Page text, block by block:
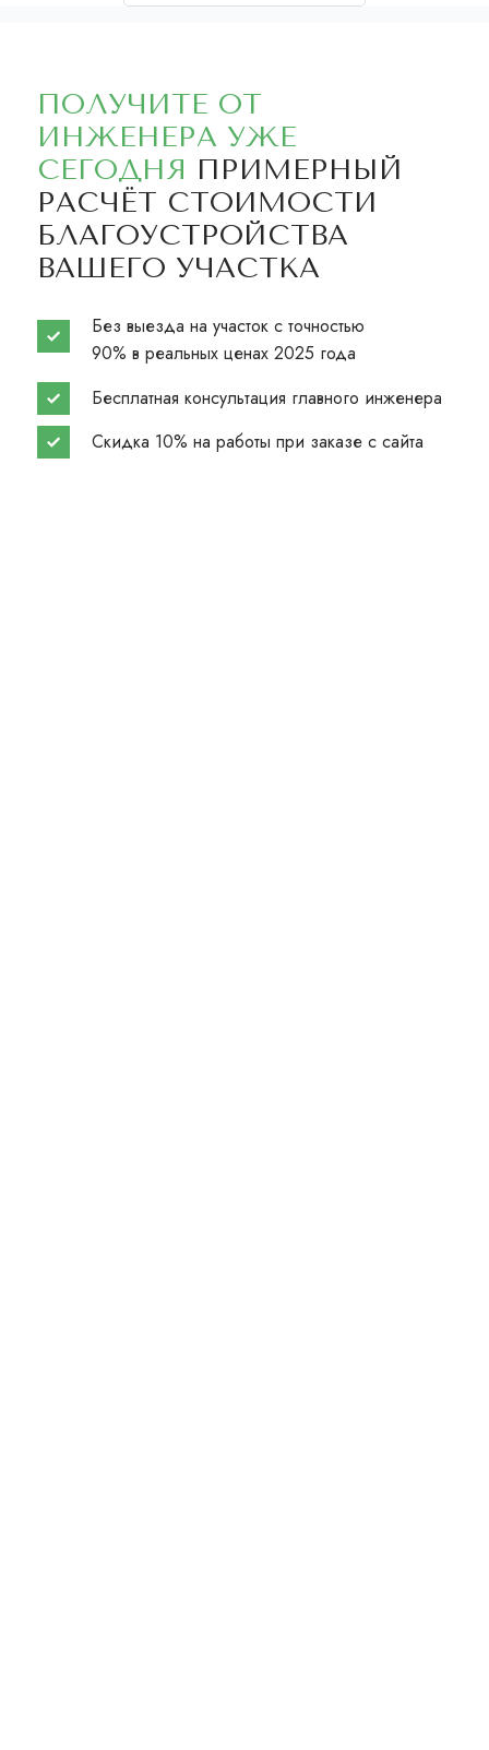
ПОЛУЧИТЕ ОТ
ИНЖЕНЕРА УЖЕ
СЕГОДНЯ ПРИМЕРНЫЙ
РАСЧЁТ СТОИМОСТИ
БЛАГОУСТРОЙСТВА
ВАШЕГО УЧАСТКА
Без выезда на участок с точностью
90% в реальных ценах 2025 года
Бесплатная консультация главного инженера
Скидка 10% на работы при заказе с сайта